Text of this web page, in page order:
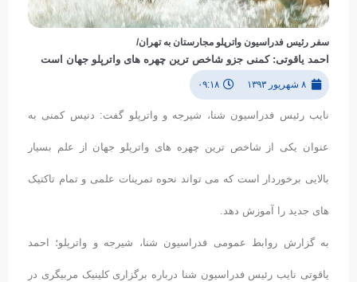
سفر رئیس فدراسیون واترپلو مجارستان به تهران/
احمد یاقوتی: کمنی جزو شاخص ترین چهره های واترپلو جهان است
۸ شهریور ۱۳۹۳ ۰۹:۱۸
نایب رئیس فدراسیون شنا، شیرجه و واترپلو گفت: دنیس کمنی به
عنوان یکی از شاخص ترین چهره های واترپلو جهان از علم بسیار
بالایی برخوردار است که می تواند نحوه تمرینات علمی و تمام تاکتیک
های جدید را آموزش دهد.
به گزارش روابط عمومی فدراسیون شنا، شیرجه و واترپلو؛ احمد
یاقوتی نایب رئیس فدراسیون شنا درباره برگزاری کلینیک مربیگری در